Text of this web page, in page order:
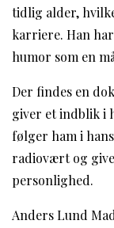
tidlig alder,
karriere. Han
humor som en
Der findes en
giver et indblik i
følger ham i
radiovært og
personlighed.
Anders Lund